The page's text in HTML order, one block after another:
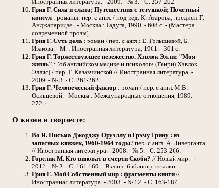
Иностранная литература. - 2009. - № 3. - С. 257-262.
Грин Г. Сила и слава; Путешествия с тетушкой; Почетный
консул : романы: пер. с англ. / под ред. К. Атарова; предисл. Г.
Анджапаридзе . - Москва : Радуга, 1990. - 608 с. - (Мастера
современной прозы).
Грин Г. Суть дела : роман / пер. с англ.: Е. Голышевой, Б.
Изакова. - М. : Иностранная литература, 1961. - 301 с.
Грин Г. Торжествующее невежество. Хэвлок Эллис "Моя
жизнь" : [об английском медике и психологе (Генри) Хэвлок
Эллис] / пер. Т. Казавчинской // Иностранная литература. -
2009. - № 3. - С. 261-262.
Грин Г. Человеческий фактор : роман / пер. с англ. М.В.
Осинцевой. - Москва : Международные отношения, 1989. -
272 с.
О жизни и творчесте:
Во И. Письма Джорджу Оруэллу и Грэму Грину : из
записных книжек, 1960-1964 годы / пер. с англ. А. Ливерганта
// Иностранная литература. - 2008. - № 5. - С. 253-266.
Горелик М. Кто виноват в смерти Скоби? // Новый мир. -
2012. - № 2. - С. 161-169. - Включ. библиогр. ссылки.
Грин Г. Мой Собственный мир : фрагменты книги //
Иностранная литература. - 2003. - № 12. - С. 163-187.